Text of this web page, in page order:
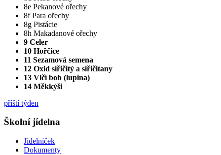
8e Pekanové ořechy
8f Para ořechy
8g Pistácie
8h Makadanové ořechy
9 Celer
10 Hořčice
11 Sezamová semena
12 Oxid siřičitý a siřičitany
13 Vlčí bob (lupina)
14 Měkkýši
příští týden
Školní jídelna
Jídelníček
Dokumenty